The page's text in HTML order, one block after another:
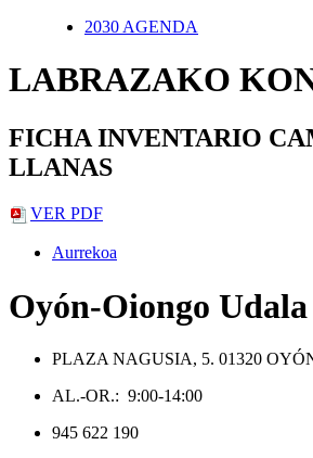
2030 AGENDA
LABRAZAKO
FICHA INVENTARIO
LLANAS
VER PDF
Aurrekoa
Oyón-Oiongo Udala
PLAZA NAGUSIA, 5. 01320
AL.-OR.: 9:00-14:00
945 622 190